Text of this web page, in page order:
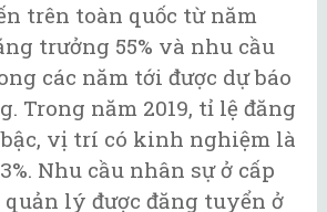
trên toàn quốc từ năm
trưởng 55% và nhu cầu
các năm tới được dự báo
Trong năm 2019, tỉ lệ đăng
vị trí có kinh nghiệm là
Nhu cầu nhân sự ở cấp
lý được đăng tuyển ở